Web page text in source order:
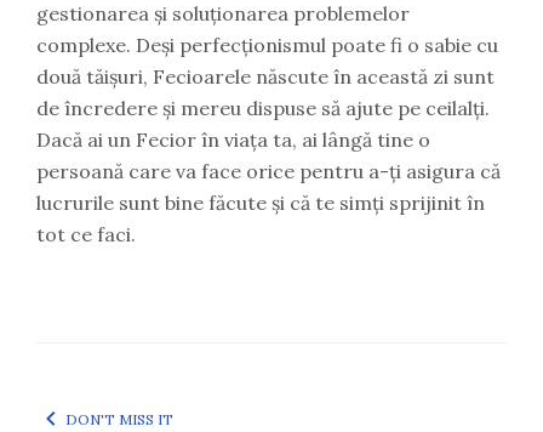
gestionarea și soluționarea problemelor
complexe. Deși perfecționismul poate fi o sabie cu
două tăișuri, Fecioarele născute în această zi sunt
de încredere și mereu dispuse să ajute pe ceilalți.
Dacă ai un Fecior în viața ta, ai lângă tine o
persoană care va face orice pentru a-ți asigura că
lucrurile sunt bine făcute și că te simți sprijinit în
tot ce faci.
DON'T MISS IT